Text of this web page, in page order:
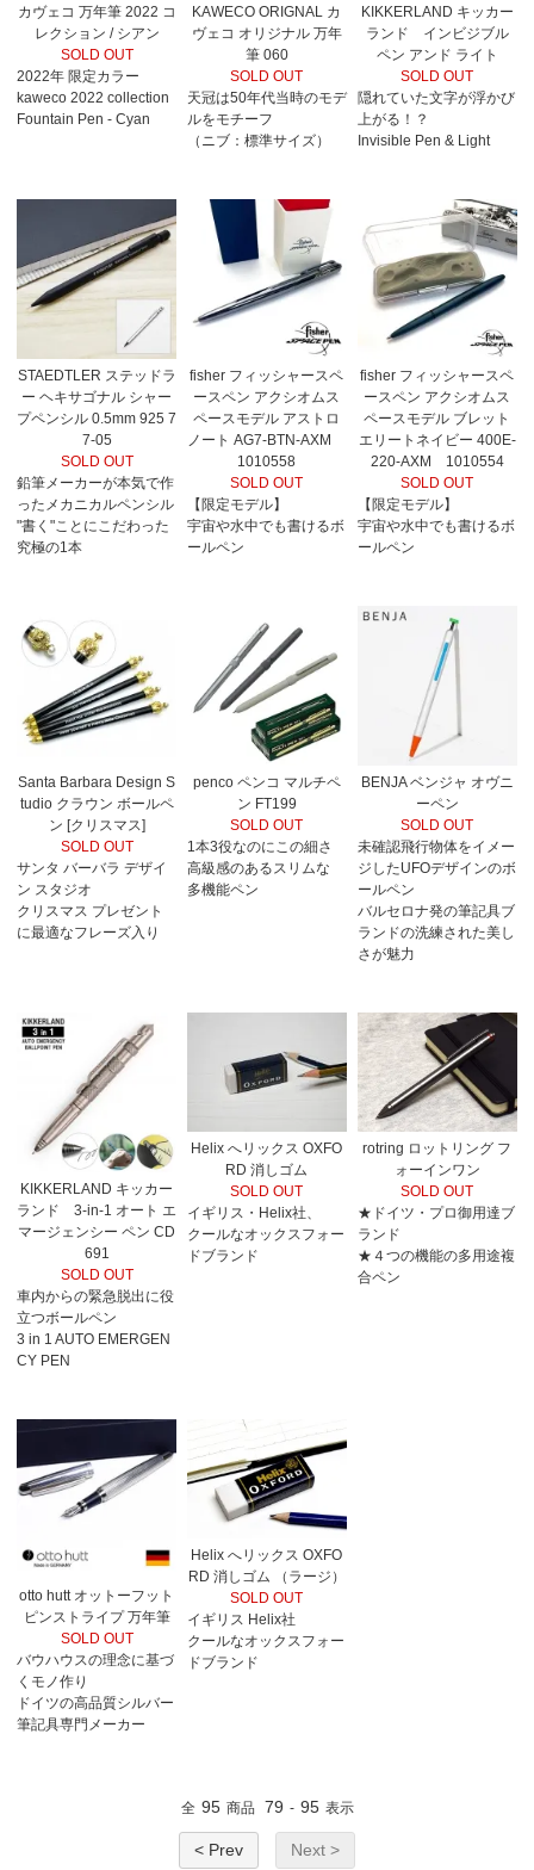
カヴェコ 万年筆 2022 コ
レクション / シアン
SOLD OUT
2022年 限定カラー
kaweco 2022 collection
Fountain Pen - Cyan
KAWECO ORIGNAL カ
ヴェコ オリジナル 万年
筆 060
SOLD OUT
天冠は50年代当時のモデ
ルをモチーフ
（ニブ：標準サイズ）
KIKKERLAND キッカー
ランド インビジブル
ペン アンド ライト
SOLD OUT
隠れていた文字が浮かび
上がる！？
Invisible Pen & Light
STAEDTLER ステッドラ
ー ヘキサゴナル シャー
プペンシル 0.5mm 925 7
7-05
SOLD OUT
鉛筆メーカーが本気で作
ったメカニカルペンシル
"書く"ことにこだわった
究極の1本
fisher フィッシャースペ
ースペン アクシオムス
ペースモデル アストロ
ノート AG7-BTN-AXM
1010558
SOLD OUT
【限定モデル】
宇宙や水中でも書けるボ
ールペン
fisher フィッシャースペ
ースペン アクシオムス
ペースモデル ブレット
エリートネイビー 400E-
220-AXM 1010554
SOLD OUT
【限定モデル】
宇宙や水中でも書けるボ
ールペン
Santa Barbara Design S
tudio クラウン ボールペ
ン [クリスマス]
SOLD OUT
サンタ バーバラ デザイ
ン スタジオ
クリスマス プレゼント
に最適なフレーズ入り
penco ペンコ マルチペ
ン FT199
SOLD OUT
1本3役なのにこの細さ
高級感のあるスリムな
多機能ペン
BENJA ベンジャ オヴニ
ーペン
SOLD OUT
未確認飛行物体をイメー
ジしたUFOデザインのボ
ールペン
バルセロナ発の筆記具ブ
ランドの洗練された美し
さが魅力
KIKKERLAND キッカー
ランド 3-in-1 オート エ
マージェンシー ペン CD
691
SOLD OUT
車内からの緊急脱出に役
立つボールペン
3 in 1 AUTO EMERGEN
CY PEN
Helix へリックス OXFO
RD 消しゴム
SOLD OUT
イギリス・Helix社、
クールなオックスフォー
ドブランド
rotring ロットリング フ
ォーインワン
SOLD OUT
★ドイツ・プロ御用達ブ
ランド
★４つの機能の多用途複
合ペン
otto hutt オットーフット
ピンストライプ 万年筆
SOLD OUT
バウハウスの理念に基づ
くモノ作り
ドイツの高品質シルバー
筆記具専門メーカー
Helix へリックス OXFO
RD 消しゴム （ラージ）
SOLD OUT
イギリス Helix社
クールなオックスフォー
ドブランド
全 95 商品 79 - 95 表示
< Prev Next >